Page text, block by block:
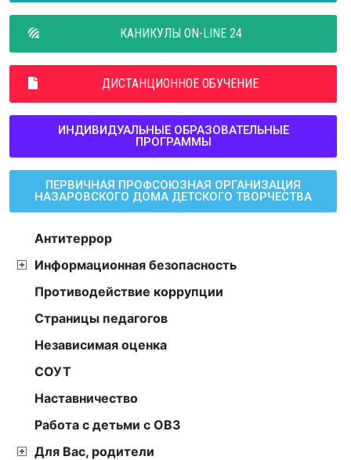
КАНИКУЛЫ ON-LINE 24
ДИСТАНЦИОННОЕ ОБУЧЕНИЕ
ИНДИВИДУАЛЬНЫЕ ОБРАЗОВАТЕЛЬНЫЕ
ПРОГРАММЫ
ПЕРВИЧНАЯ ПРОФСОЮЗНАЯ ОРГАНИЗАЦИЯ
НАЗАРОВСКОГО ДОМА ДЕТСКОГО ТВОРЧЕСТВА
Антитеррор
Информационная безопасность
Противодействие коррупции
Страницы педагогов
Независимая оценка
СОУТ
Наставничество
Работа с детьми с ОВЗ
Для Вас, родители